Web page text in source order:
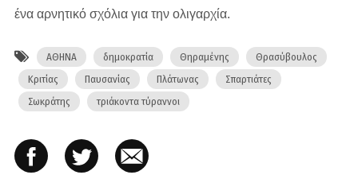
ένα αρνητικό σχόλια για την ολιγαρχία.
ΑΘΗΝΑ δημοκρατία Θηραμένης
Θρασύβουλος
Κριτίας
Παυσανίας Πλάτωνας
Σπαρτιάτες
Σωκράτης
τριάκοντα τύραννοι